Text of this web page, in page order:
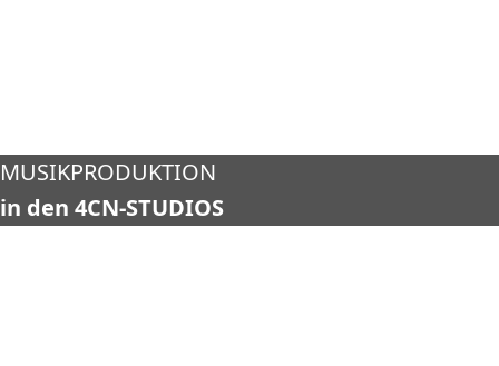
MUSIKPRODUKTION
in den 4CN-STUDIOS